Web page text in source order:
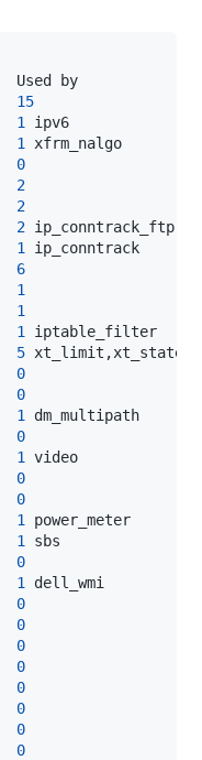
15
1
1
0
2
2
2
1
6
1
1
1
5
0
0
1
0
1
0
0
1
1
0
1
0
0
0
0
0
0
0
0